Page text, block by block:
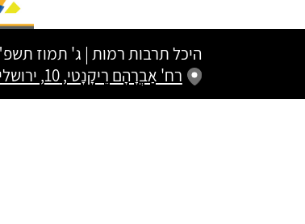
היכל תרבות רמות | ג' תמוז
רח' אַבְרָהָם רֵיקָנָטי, 10, ירושלים